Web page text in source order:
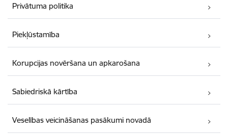
Privātuma politika
Piekļūstamība
Korupcijas novēršana un apkarošana
Sabiedriskā kārtība
Veselības veicināšanas pasākumi novadā